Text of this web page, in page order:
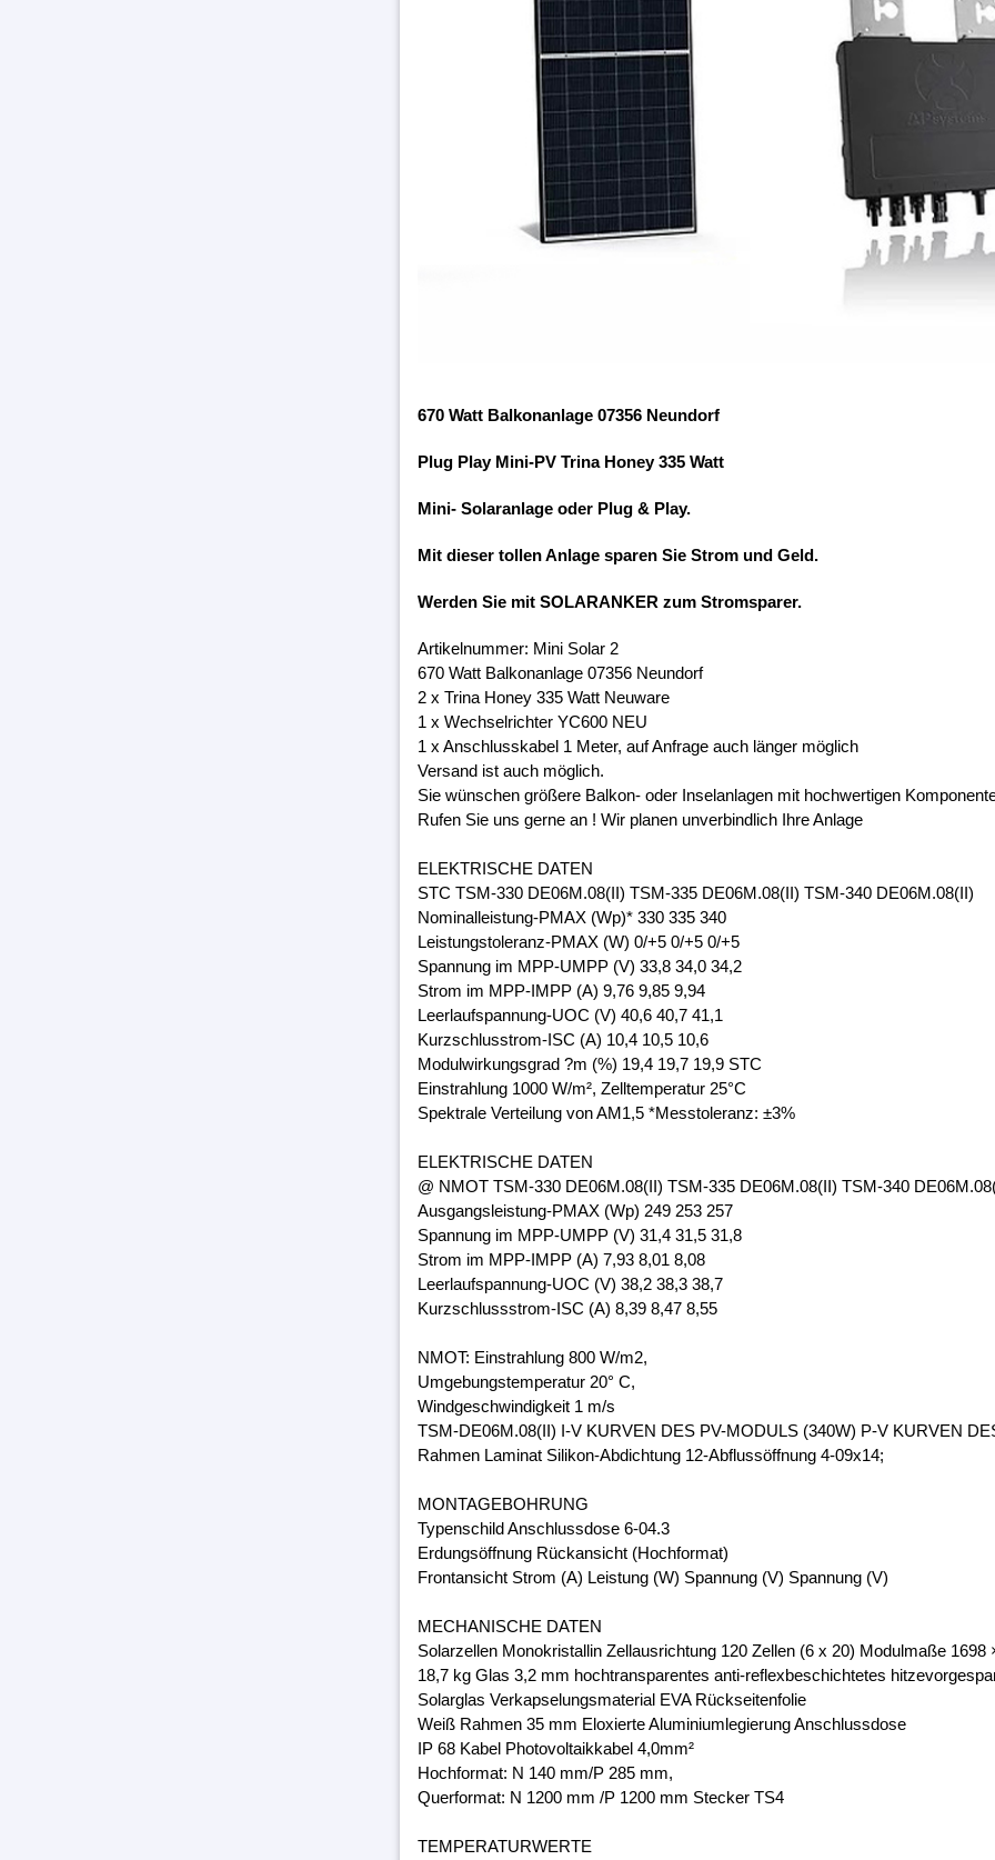
670 Watt Balkonanlage 07356 Neundorf
Plug Play Mini-PV Trina Honey 335 Watt
Mini- Solaranlage oder Plug & Play.
Mit dieser tollen Anlage sparen Sie Strom und Geld.
Werden Sie mit SOLARANKER zum Stromsparer.
Artikelnummer: Mini Solar 2
670 Watt Balkonanlage 07356 Neundorf
2 x Trina Honey 335 Watt Neuware
1 x Wechselrichter YC600 NEU
1 x Anschlusskabel 1 Meter, auf Anfrage auch länger möglich
Versand ist auch möglich.
Sie wünschen größere Balkon- oder Inselanlagen mit hochwertigen
Rufen Sie uns gerne an ! Wir planen unverbindlich Ihre Anlage
ELEKTRISCHE DATEN
STC TSM-330 DE06M.08(II) TSM-335 DE06M.08(II) TSM-340 DE06M.08(II)
Nominalleistung-PMAX (Wp)* 330 335 340
Leistungstoleranz-PMAX (W) 0/+5 0/+5 0/+5
Spannung im MPP-UMPP (V) 33,8 34,0 34,2
Strom im MPP-IMPP (A) 9,76 9,85 9,94
Leerlaufspannung-UOC (V) 40,6 40,7 41,1
Kurzschlusstrom-ISC (A) 10,4 10,5 10,6
Modulwirkungsgrad ?m (%) 19,4 19,7 19,9 STC
Einstrahlung 1000 W/m², Zelltemperatur 25°C
Spektrale Verteilung von AM1,5 *Messtoleranz: ±3%
ELEKTRISCHE DATEN
@ NMOT TSM-330 DE06M.08(II) TSM-335 DE06M.08(II) TSM-340
Ausgangsleistung-PMAX (Wp) 249 253 257
Spannung im MPP-UMPP (V) 31,4 31,5 31,8
Strom im MPP-IMPP (A) 7,93 8,01 8,08
Leerlaufspannung-UOC (V) 38,2 38,3 38,7
Kurzschlussstrom-ISC (A) 8,39 8,47 8,55
NMOT: Einstrahlung 800 W/m2,
Umgebungstemperatur 20° C,
Windgeschwindigkeit 1 m/s
TSM-DE06M.08(II) I-V KURVEN DES PV-MODULS (340W) P-V KURVEN
Rahmen Laminat Silikon-Abdichtung 12-Abflussöffnung 4-09x14;
MONTAGEBOHRUNG
Typenschild Anschlussdose 6-04.3
Erdungsöffnung Rückansicht (Hochformat)
Frontansicht Strom (A) Leistung (W) Spannung (V) Spannung (V)
MECHANISCHE DATEN
Solarzellen Monokristallin Zellausrichtung 120 Zellen (6 x 20) Modulmaße
18,7 kg Glas 3,2 mm hochtransparentes anti-reflexbeschichtetes
Solarglas Verkapselungsmaterial EVA Rückseitenfolie
Weiß Rahmen 35 mm Eloxierte Aluminiumlegierung Anschlussdose
IP 68 Kabel Photovoltaikkabel 4,0mm²
Hochformat: N 140 mm/P 285 mm,
Querformat: N 1200 mm /P 1200 mm Stecker TS4
TEMPERATURWERTE